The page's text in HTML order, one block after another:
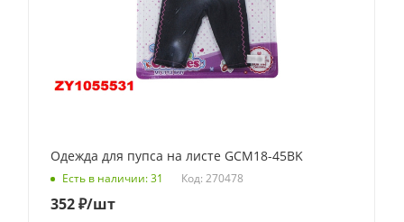
Одежда для пупса на листе GCM18-45BK
Есть в наличии: 31 Код: 270478
352₽/шт